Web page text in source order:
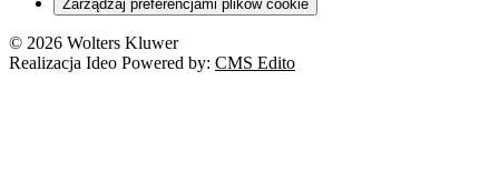
Zarządzaj preferencjami plików cookie
© 2026 Wolters Kluwer
Realizacja Ideo Powered by: CMS Edito